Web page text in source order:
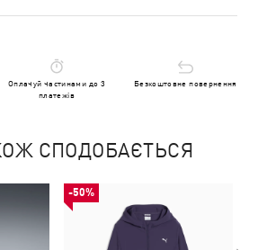
Оплачуй частинами до 3
платежів
Безкоштовне повернення
СПОДОБАЄТЬСЯ
-50%